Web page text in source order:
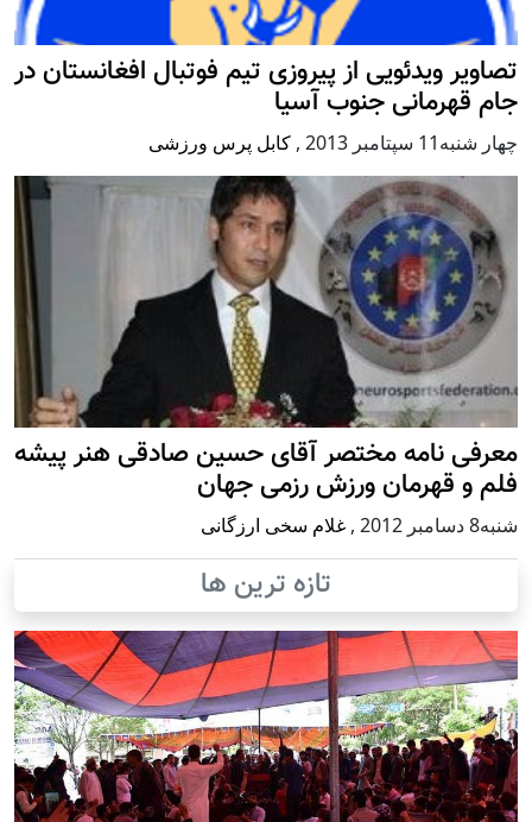
تصاویر ویدئویی از پیروزی تیم فوتبال افغانستان در
جام قهرمانی جنوب آسیا
چهار شنبه11 سپتامبر 2013 , کابل پرس ورزشی
معرفی نامه مختصر آقای حسین صادقی هنر پیشه
فلم و قهرمان ورزش رزمی جهان
شنبه8 دسامبر 2012 , غلام سخی ارزگانی
تازه ترین ها